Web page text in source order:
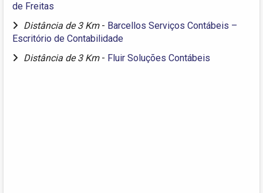
de Freitas
Distância de 3 Km - Barcellos Serviços Contábeis –
Escritório de Contabilidade
Distância de 3 Km - Fluir Soluções Contábeis